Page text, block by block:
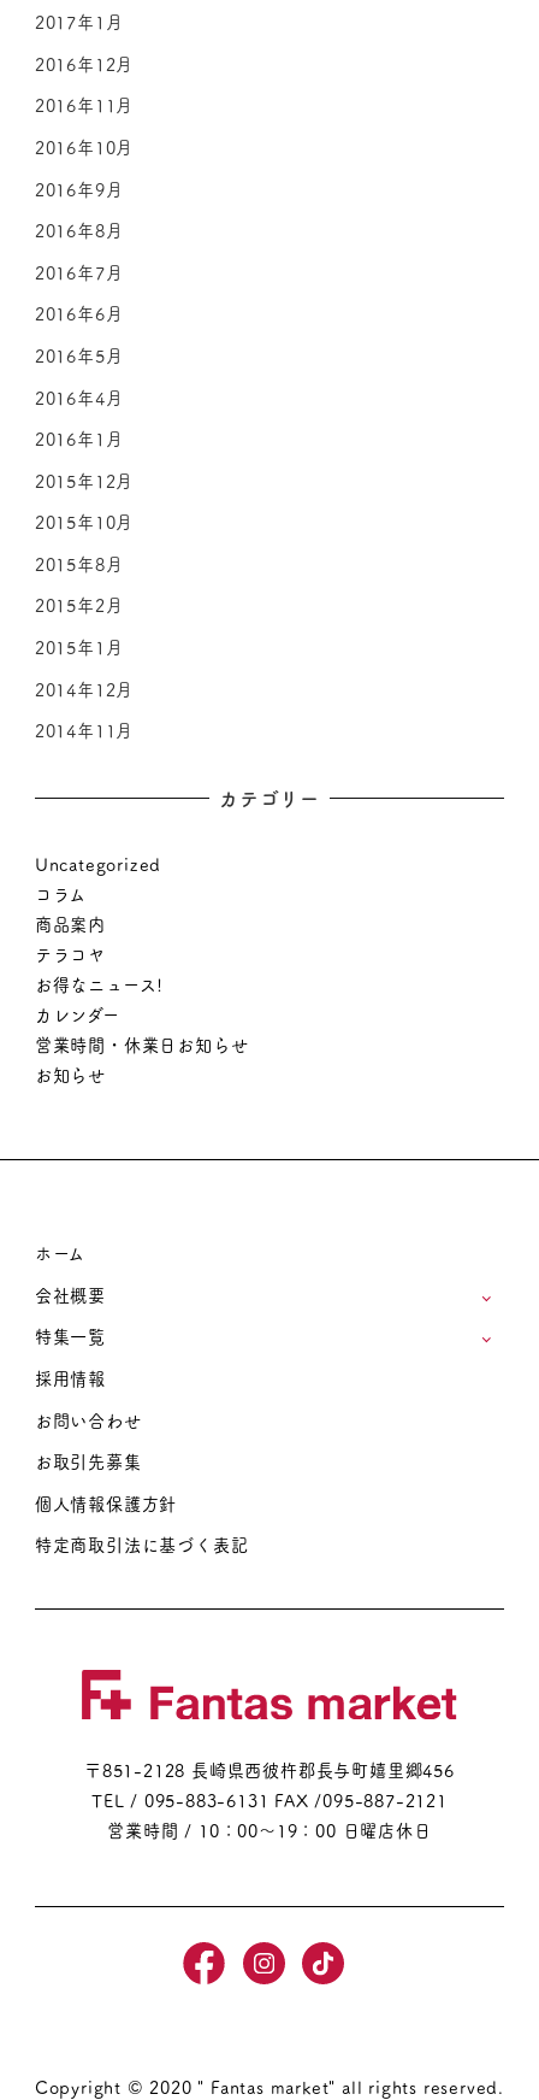
2017年1月
2016年12月
2016年11月
2016年10月
2016年9月
2016年8月
2016年7月
2016年6月
2016年5月
2016年4月
2016年1月
2015年12月
2015年10月
2015年8月
2015年2月
2015年1月
2014年12月
2014年11月
カテゴリー
Uncategorized
コラム
商品案内
テラコヤ
お得なニュース!
カレンダー
営業時間・休業日お知らせ
お知らせ
ホーム
会社概要
特集一覧
採用情報
お問い合わせ
お取引先募集
個人情報保護方針
特定商取引法に基づく表記
〒851-2128 長崎県西彼杵郡長与町嬉里郷456
TEL / 095-883-6131 FAX /095-887-2121
営業時間 / 10：00～19：00 日曜店休日
Copyright © 2020 " Fantas market" all rights reserved.